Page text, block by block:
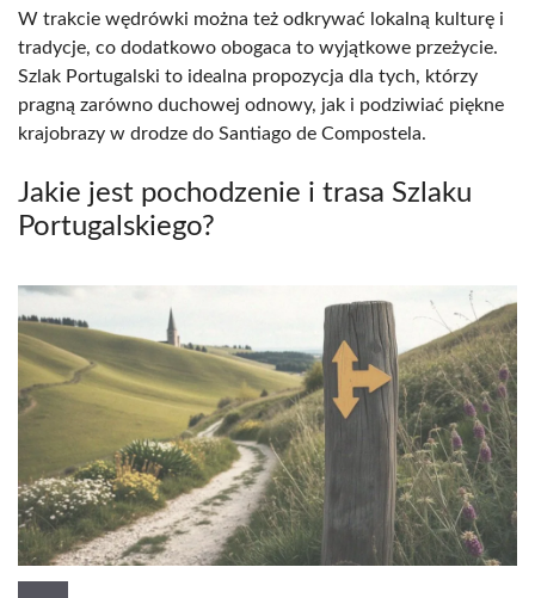
W trakcie wędrówki można też odkrywać lokalną kulturę i
tradycje, co dodatkowo obogaca to wyjątkowe przeżycie.
Szlak Portugalski to idealna propozycja dla tych, którzy
pragną zarówno duchowej odnowy, jak i podziwiać piękne
krajobrazy w drodze do Santiago de Compostela.
Jakie jest pochodzenie i trasa Szlaku
Portugalskiego?